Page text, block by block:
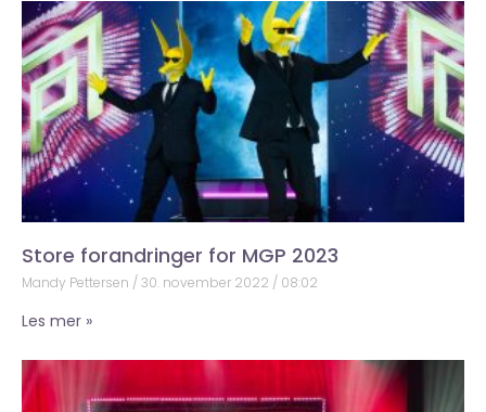
Store forandringer for MGP 2023
Mandy Pettersen 30. november 2022 08:02
Les mer »